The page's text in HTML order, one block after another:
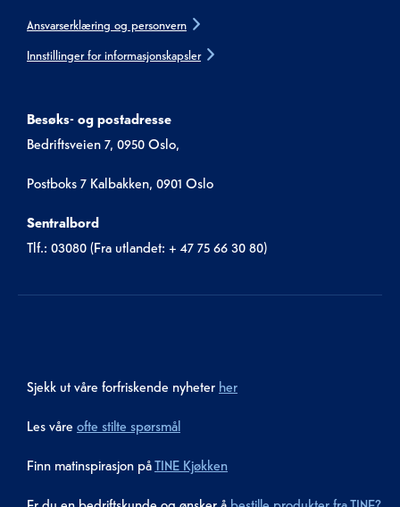
Ansvarserklæring og personvern
Innstillinger for informasjonskapsler
Besøks- og postadresse
Bedriftsveien 7, 0950 Oslo,
Postboks 7 Kalbakken, 0901 Oslo
Sentralbord
Tlf.: 03080 (Fra utlandet: + 47 75 66 30 80)
Sjekk ut våre forfriskende nyheter her
Les våre ofte stilte spørsmål
Finn matinspirasjon påTINE Kjøkken
Er du en bedriftskunde og ønsker å bestille produkter fra TINE?